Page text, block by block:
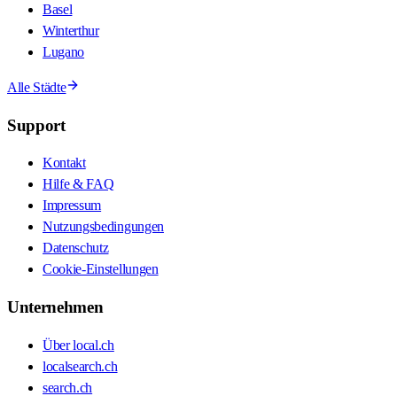
Basel
Winterthur
Lugano
Alle Städte
Support
Kontakt
Hilfe & FAQ
Impressum
Nutzungsbedingungen
Datenschutz
Cookie-Einstellungen
Unternehmen
Über local.ch
localsearch.ch
search.ch